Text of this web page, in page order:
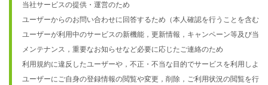
当社サービスの提供・運営のため
ユーザーからのお問い合わせに回答するため（本人確認を行うことを含む）
ユーザーが利用中のサービスの新機能，更新情報，キャンペーン等及び当
メンテナンス，重要なお知らせなど必要に応じたご連絡のため
利用規約に違反したユーザーや，不正・不当な目的でサービスを利用しよ
ユーザーにご自身の登録情報の閲覧や変更，削除，ご利用状況の閲覧を行